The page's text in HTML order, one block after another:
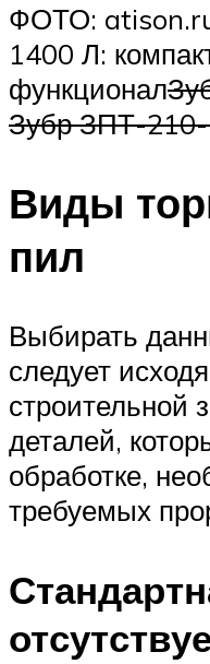
ФОТО:
1400 Л:
функционал
Зубр ЗПТ-
Виды
пил
Выбирать
следует
строительной
деталей,
обработке,
требуемых